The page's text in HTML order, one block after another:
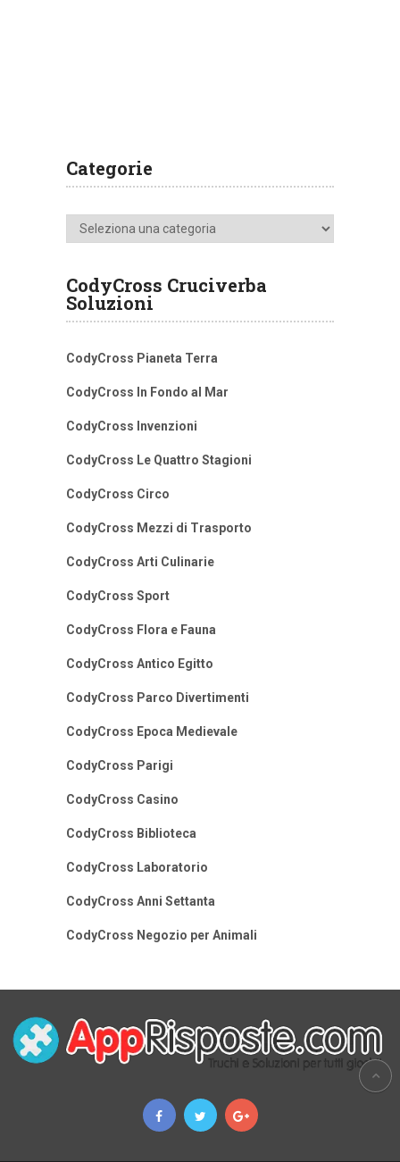
Categorie
Categorie
CodyCross Cruciverba
Soluzioni
CodyCross Pianeta Terra
CodyCross In Fondo al Mar
CodyCross Invenzioni
CodyCross Le Quattro Stagioni
CodyCross Circo
CodyCross Mezzi di Trasporto
CodyCross Arti Culinarie
CodyCross Sport
CodyCross Flora e Fauna
CodyCross Antico Egitto
CodyCross Parco Divertimenti
CodyCross Epoca Medievale
CodyCross Parigi
CodyCross Casino
CodyCross Biblioteca
CodyCross Laboratorio
CodyCross Anni Settanta
CodyCross Negozio per Animali